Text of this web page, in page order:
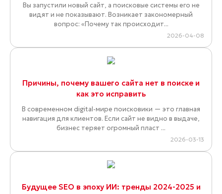
Вы запустили новый сайт, а поисковые системы его не
видят и не показывают. Возникает закономерный
вопрос: «Почему так происходит...
2026-04-08
Причины, почему вашего сайта нет в поиске и
как это исправить
В современном digital-мире поисковики — это главная
навигация для клиентов. Если сайт не видно в выдаче,
бизнес теряет огромный пласт ...
2026-03-13
Будущее SEO в эпоху ИИ: тренды 2024-2025 и